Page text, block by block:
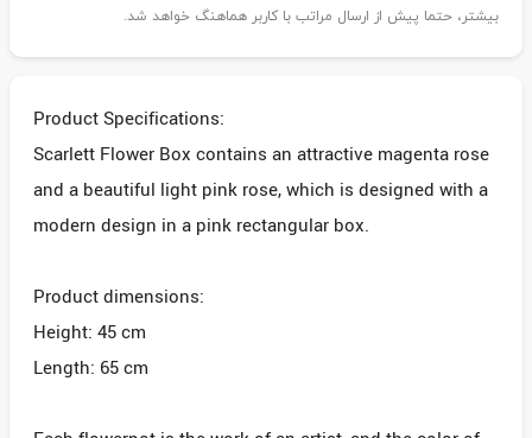
بیشتر، حتما پیش از ارسال مراتب با کاربر هماهنگ خواهد شد.
Product Specifications:
Scarlett Flower Box contains an attractive magenta rose
and a beautiful light pink rose, which is designed with a
modern design in a pink rectangular box.
Product dimensions:
Height: 45 cm
Length: 65 cm